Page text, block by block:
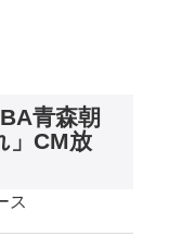
青森朝
」CM放
ス